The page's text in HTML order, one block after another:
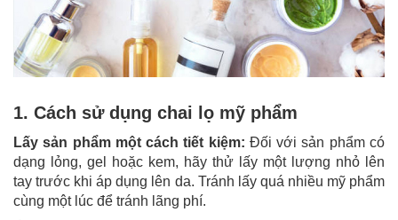
1. Cách sử dụng chai lọ mỹ phẩm
Lấy sản phẩm một cách tiết kiệm: Đối với sản phẩm có
dạng lỏng, gel hoặc kem, hãy thử lấy một lượng nhỏ lên
tay trước khi áp dụng lên da. Tránh lấy quá nhiều mỹ phẩm
cùng một lúc để tránh lãng phí.